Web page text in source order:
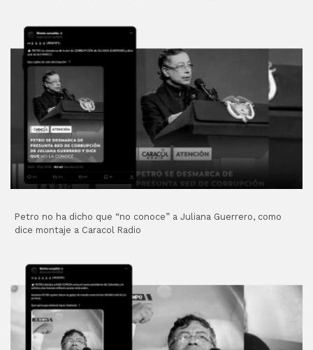
Petro no ha dicho que “no conoce” a Juliana Guerrero, como
dice montaje a Caracol Radio